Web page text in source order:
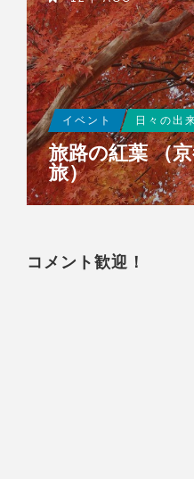
イベント 日々の出
旅路の紅葉 （
旅）
コメント歓迎！